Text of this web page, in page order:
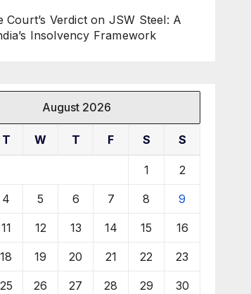
Court’s Verdict on JSW Steel: A
Insolvency Framework
August 2026
T W T F S S
1 2
4 5 6 7 8 9
11 12 13 14 15 16
18 19 20 21 22 23
25 26 27 28 29 30